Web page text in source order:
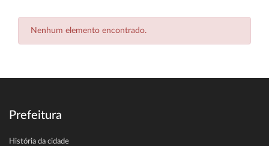
Nenhum elemento encontrado.
Prefeitura
História da cidade